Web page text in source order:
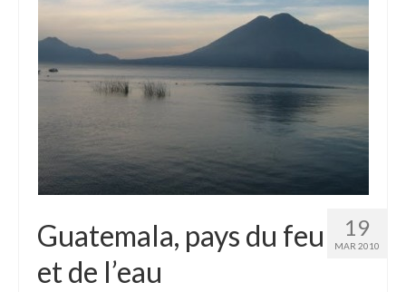
19
MAR 2010
Guatemala, pays du feu
et de l’eau